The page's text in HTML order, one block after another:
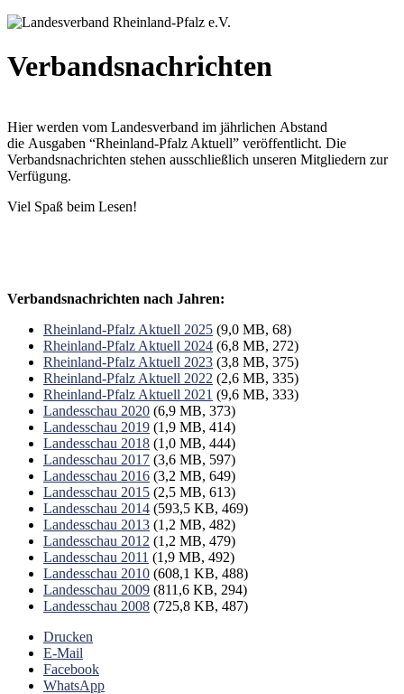
Verbandsnachrichten
Hier werden vom Landesverband im jährlichen Abstand
die Ausgaben “Rheinland-Pfalz Aktuell” veröffentlicht. Die
Verbandsnachrichten stehen ausschließlich unseren Mitgliedern zur
Verfügung.
Viel Spaß beim Lesen!
Verbandsnachrichten nach Jahren:
Rheinland-Pfalz Aktuell 2025 (9,0 MB, 68)
Rheinland-Pfalz Aktuell 2024 (6,8 MB, 272)
Rheinland-Pfalz Aktuell 2023 (3,8 MB, 375)
Rheinland-Pfalz Aktuell 2022 (2,6 MB, 335)
Rheinland-Pfalz Aktuell 2021 (9,6 MB, 333)
Landesschau 2020 (6,9 MB, 373)
Landesschau 2019 (1,9 MB, 414)
Landesschau 2018 (1,0 MB, 444)
Landesschau 2017 (3,6 MB, 597)
Landesschau 2016 (3,2 MB, 649)
Landesschau 2015 (2,5 MB, 613)
Landesschau 2014 (593,5 KB, 469)
Landesschau 2013 (1,2 MB, 482)
Landesschau 2012 (1,2 MB, 479)
Landesschau 2011 (1,9 MB, 492)
Landesschau 2010 (608,1 KB, 488)
Landesschau 2009 (811,6 KB, 294)
Landesschau 2008 (725,8 KB, 487)
Drucken
E-Mail
Facebook
WhatsApp